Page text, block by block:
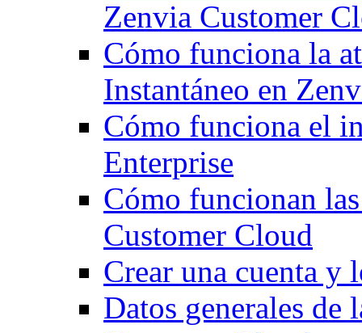
Zenvia Customer
Cómo funciona la
Instantáneo en
Cómo funciona el
Enterprise
Cómo funcionan
Customer Cloud
Crear una cuenta y
Datos generales de